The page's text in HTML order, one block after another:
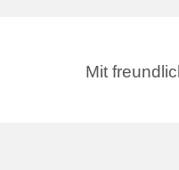
Mit